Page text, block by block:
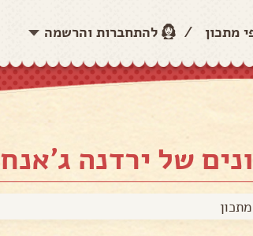
מתכון / להתחברות והרשמה
של ירדנה ג'אנח